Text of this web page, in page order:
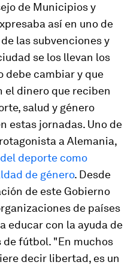
de Municipios y
así en uno de
las subvenciones y
se los llevan los
debe cambiar y que
el dinero que reciben
salud y género
estas jornadas. Uno de
a Alemania,
deporte como
de género. Desde
de este Gobierno
de países
educar con la ayuda de
de fútbol. "En muchos
decir libertad, es un